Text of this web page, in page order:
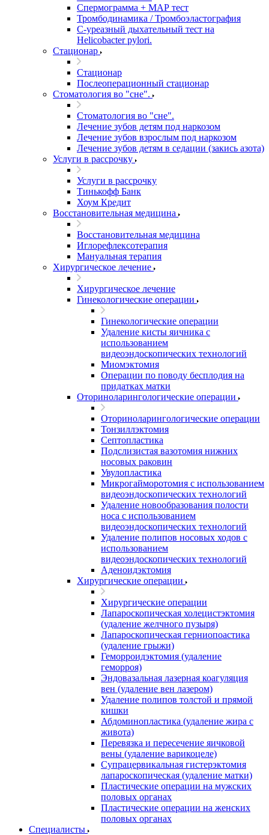
Спермограмма + МАР тест
Тромбодинамика / Тромбоэластография
С-уреазный дыхательный тест на
Helicobacter pylori.
Стационар
Стационар
Послеоперационный стационар
Стоматология во "сне".
Стоматология во "сне".
Лечение зубов детям под наркозом
Лечение зубов взрослым под наркозом
Лечение зубов детям в седации (закись азота)
Услуги в рассрочку
Услуги в рассрочку
Тинькофф Банк
Хоум Кредит
Восстановительная медицина
Восстановительная медицина
Иглорефлексотерапия
Мануальная терапия
Хирургическое лечение
Хирургическое лечение
Гинекологические операции
Гинекологические операции
Удаление кисты яичника с
использованием
видеоэндоскопических технологий
Миомэктомия
Операции по поводу бесплодия на
придатках матки
Оториноларингологические операции
Оториноларингологические операции
Тонзиллэктомия
Септопластика
Подслизистая вазотомия нижних
носовых раковин
Увулопластика
Микрогайморотомия с использованием
видеоэндоскопических технологий
Удаление новообразования полости
носа с использованием
видеоэндоскопических технологий
Удаление полипов носовых ходов с
использованием
видеоэндоскопических технологий
Аденоидэктомия
Хирургические операции
Хирургические операции
Лапароскопическая холецистэктомия
(удаление желчного пузыря)
Лапароскопическая герниопоастика
(удаление грыжи)
Геморроидэктомия (удаление
геморроя)
Эндовазальная лазерная коагуляция
вен (удаление вен лазером)
Удаление полипов толстой и прямой
кишки
Абдоминопластика (удаление жира с
живота)
Перевязка и пересечение яичковой
вены (удаление варикоцеле)
Супрацервикальная гистерэктомия
лапароскопическая (удаление матки)
Пластические операции на мужских
половых органах
Пластические операции на женских
половых органах
Специалисты